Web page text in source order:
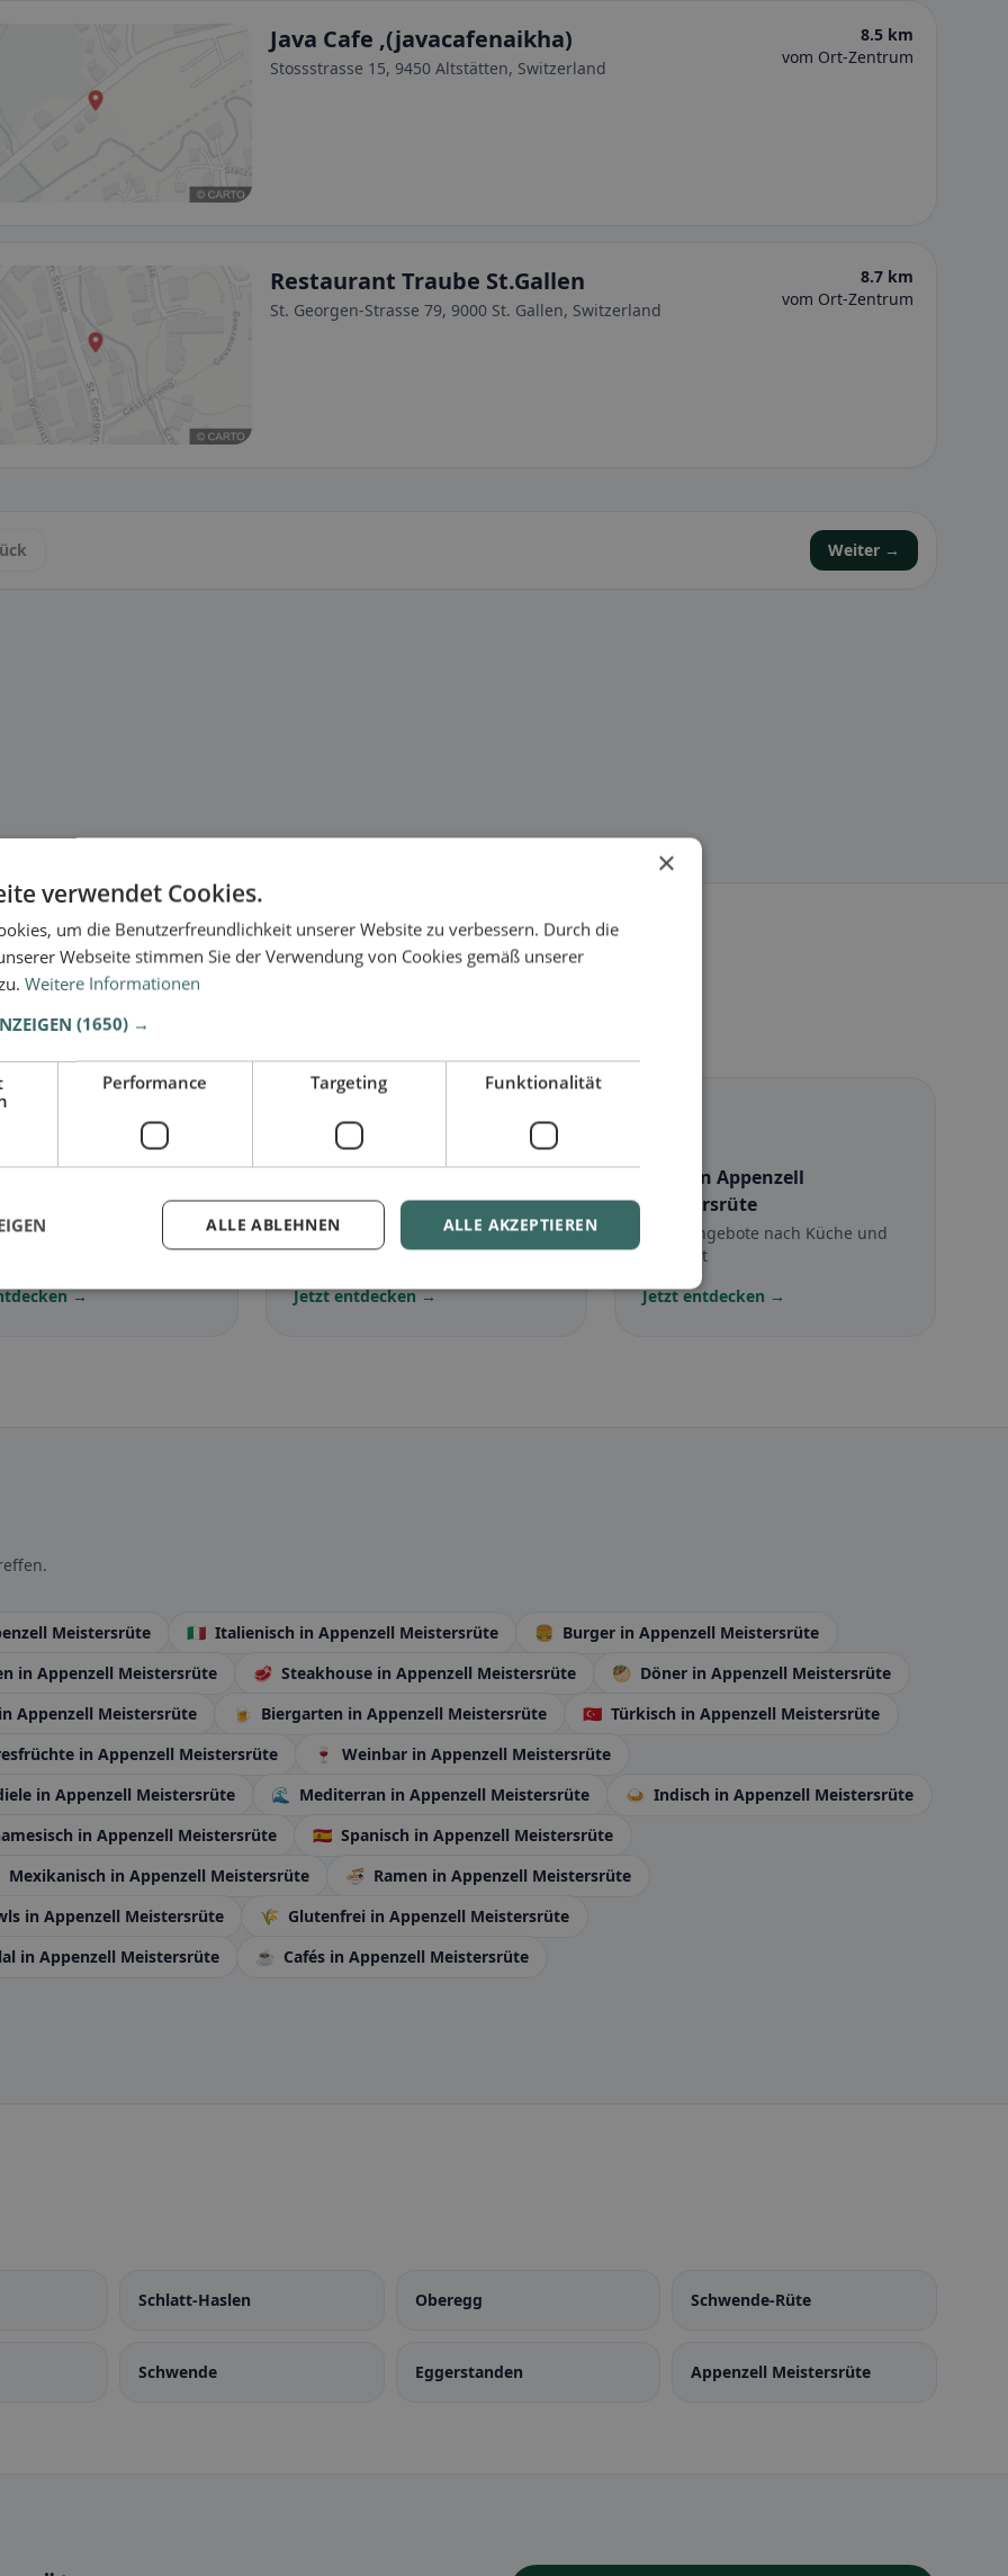
Java Cafe ,(javacafenaikha)
Stossstrasse 15, 9450 Altstätten, Switzerland
8.5 km
vom Ort-Zentrum
Restaurant Traube St.Gallen
St. Georgen-Strasse 79, 9000 St. Gallen, Switzerland
8.7 km
vom Ort-Zentrum
Weiter →
Gerichte &
→
Meistersrüte
Glutenfreie Optionen &
Community-Tipps
Jetzt entdecken →
in Appenzell
Meistersrüte
Halal-Angebote nach Küche und
Standort
Jetzt entdecken →
Meistersrüte 🇮🇹 Italienisch in Appenzell Meistersrüte 🍔 Burger in Appenzell Meistersrüte
in Appenzell Meistersrüte 🥩 Steakhouse in Appenzell Meistersrüte 🥙 Döner in Appenzell Meistersrüte
in Appenzell Meistersrüte 🍺 Biergarten in Appenzell Meistersrüte 🇹🇷 Türkisch in Appenzell Meistersrüte
in Appenzell Meistersrüte 🍷 Weinbar in Appenzell Meistersrüte
in Appenzell Meistersrüte 🌊 Mediterran in Appenzell Meistersrüte 🍛 Indisch in Appenzell Meistersrüte
in Appenzell Meistersrüte 🇪🇸 Spanisch in Appenzell Meistersrüte
Mexikanisch in Appenzell Meistersrüte 🍜 Ramen in Appenzell Meistersrüte
in Appenzell Meistersrüte 🌾 Glutenfrei in Appenzell Meistersrüte
in Appenzell Meistersrüte ☕ Cafés in Appenzell Meistersrüte
Schlatt-Haslen Oberegg Schwende-Rüte
Schwende Eggerstanden Appenzell Meistersrüte
×
verwendet Cookies.
um die Benutzerfreundlichkeit unserer Website zu verbessern. Durch die
Webseite stimmen Sie der Verwendung von Cookies gemäß unserer
Weitere Informationen
(1650) →
Performance Targeting Funktionalität
ALLE AKZEPTIEREN
ALLE ABLEHNEN